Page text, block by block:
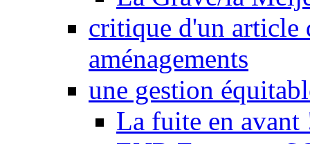
critique d'un article
aménagements
une gestion
La fuite en avant